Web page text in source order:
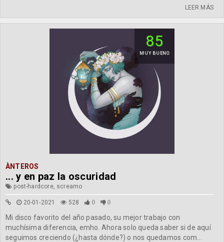
LEER MÁS
85
MUY BUENO
ÀNTEROS
... y en paz la oscuridad
post-hardcore, screamo
20-01-2021 528 0 0
Mi disco favorito del año pasado, su mejor trabajo con
muchísima diferencia, emho. Ahora solo queda saber si de aquí
seguimos creciendo (¿hasta dónde?) o nos quedamos com...